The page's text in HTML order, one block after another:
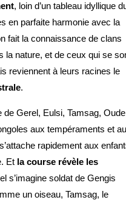
, loin d’un tableau idyllique
en parfaite harmonie avec la
fait la connaissance de clans
la nature, et de ceux qui se
reviennent à leurs racines le
.
Gerel, Eulsi, Tamsag,
aux tempéraments et
rapidement aux
Et la course révèle les
s’imagine soldat de Gengis
un oiseau, Tamsag, le